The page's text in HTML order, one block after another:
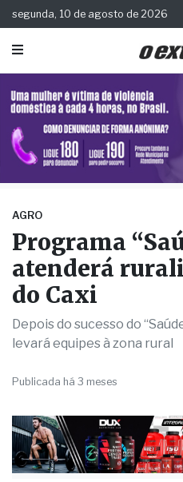
segunda, 10 de agosto de 2026
AGRO
Programa
atenderá
do Caxi
Depois do sucesso do
levará equipes à zona rural
Publicada há 3 meses